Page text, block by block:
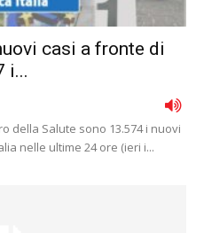
casi a fronte di
i...
della Salute sono 13.574 i nuovi
nelle ultime 24 ore (ieri i...